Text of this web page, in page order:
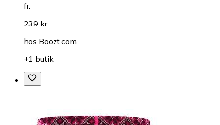
fr.
239 kr
hos Boozt.com
+1 butik